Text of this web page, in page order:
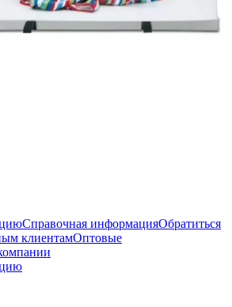
Справочная информацияОбратиться
клиентамОптовые